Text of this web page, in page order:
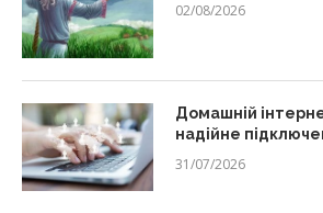
02/08/2026
Домашній
надійне
31/07/2026